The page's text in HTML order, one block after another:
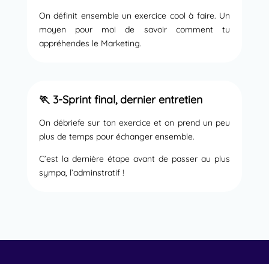
On définit ensemble un exercice cool à faire. Un
moyen pour moi de savoir comment tu
appréhendes le Marketing.
🏃 3-Sprint final, dernier entretien
On débriefe sur ton exercice et on prend un peu
plus de temps pour échanger ensemble.
C’est la dernière étape avant de passer au plus
sympa, l’adminstratif !